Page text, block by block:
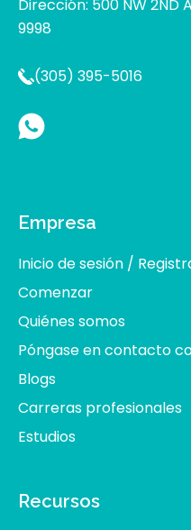
Dirección: 500 NW 2ND
9998
(305) 395-5016
Empresa
Inicio de sesión /
Comenzar
Quiénes somos
Póngase en contacto
Blogs
Carreras profesionales
Estudios
Recursos